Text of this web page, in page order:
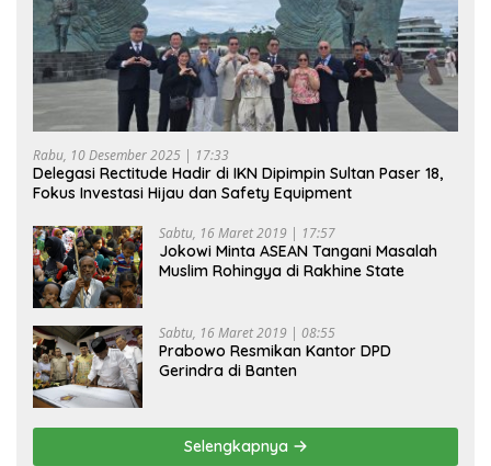
Rabu, 10 Desember 2025 | 17:33
Delegasi Rectitude Hadir di IKN Dipimpin Sultan Paser 18,
Fokus Investasi Hijau dan Safety Equipment
Sabtu, 16 Maret 2019 | 17:57
Jokowi Minta ASEAN Tangani Masalah
Muslim Rohingya di Rakhine State
Sabtu, 16 Maret 2019 | 08:55
Prabowo Resmikan Kantor DPD
Gerindra di Banten
Selengkapnya